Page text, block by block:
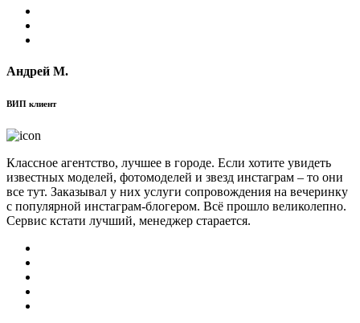
Андрей М.
ВИП клиент
Классное агентство, лучшее в городе. Если хотите увидеть
известных моделей, фотомоделей и звезд инстаграм – то они
все тут. Заказывал у них услуги сопровождения на вечеринку
с популярной инстаграм-блогером. Всё прошло великолепно.
Сервис кстати лучший, менеджер старается.